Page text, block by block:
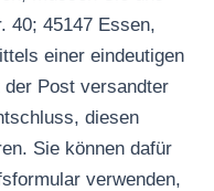
40; 45147 Essen,
einer eindeutigen
Post versandter
diesen
Sie können dafür
verwenden,